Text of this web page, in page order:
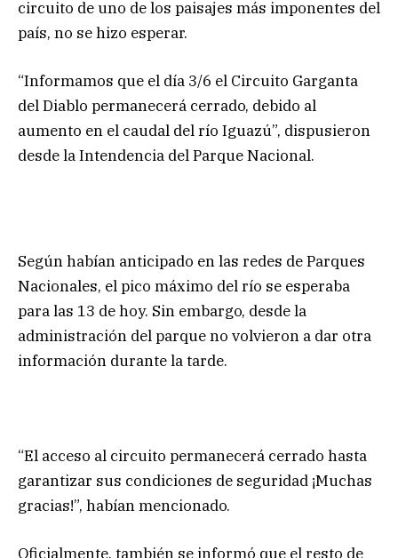
circuito de uno de los paisajes más imponentes del
país, no se hizo esperar.
“Informamos que el día 3/6 el Circuito Garganta
del Diablo permanecerá cerrado, debido al
aumento en el caudal del río Iguazú”, dispusieron
desde la Intendencia del Parque Nacional.
Según habían anticipado en las redes de Parques
Nacionales, el pico máximo del río se esperaba
para las 13 de hoy. Sin embargo, desde la
administración del parque no volvieron a dar otra
información durante la tarde.
“El acceso al circuito permanecerá cerrado hasta
garantizar sus condiciones de seguridad ¡Muchas
gracias!”, habían mencionado.
Oficialmente, también se informó que el resto de